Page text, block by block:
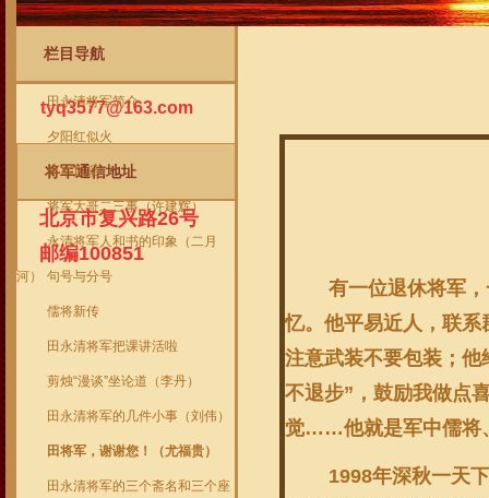
栏目导航
田永清将军简介
夕阳红似火
将军风采
将军大哥二三事（许建辉）
永清将军人和书的印象（二月
河） 句号与分号
儒将新传
田永清将军把课讲活啦
剪烛“漫谈”坐论道（李丹）
田永清将军的几件小事（刘伟）
田将军，谢谢您！（尤福贵）
田永清将军的三个斋名和三个座
将军信箱
tyq3577@163.com
将军通信地址
北京市复兴路26号
邮编100851
有一位退休将军，一
忆。他平易近人，联系
注意武装不要包装；
不退步”，鼓励我做点
觉……他就是军中儒将
1998年深秋一天下